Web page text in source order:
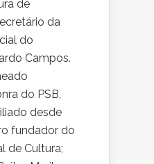
de
da
do
Campos.
do PSB,
desde
fundador do
de Cultura;